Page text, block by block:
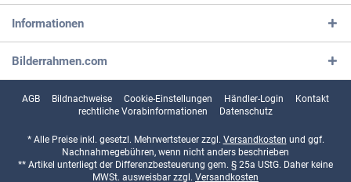
Informationen
Bilderrahmen.com
AGB Bildnachweise Cookie-Einstellungen Händler-Login
Kontakt
rechtliche Vorabinformationen
Datenschutz
* Alle Preise inkl. gesetzl. Mehrwertsteuer zzgl. Versandkosten und ggf.
Nachnahmegebühren, wenn nicht anders beschrieben
** Artikel unterliegt der Differenzbesteuerung gem. § 25a UStG. Daher keine
MWSt. ausweisbar zzgl. Versandkosten